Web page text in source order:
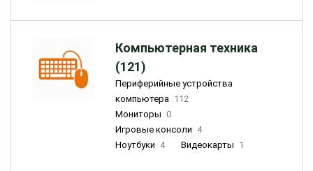
Компьютерная техника
(121)
Периферийные устройства
компьютера 112
Мониторы 0
Игровые консоли 4
Ноутбуки 4 Видеокарты 1